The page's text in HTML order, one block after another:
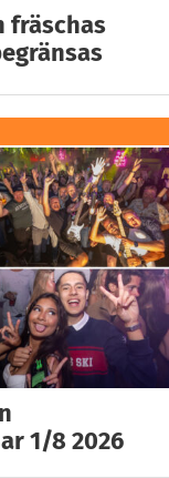
fräschas
1/8 2026